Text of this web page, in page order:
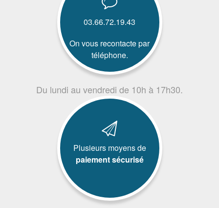
03.66.72.19.43
On vous recontacte par
téléphone.
Du lundi au vendredi de 10h à 17h30.
Plusieurs moyens de
paiement sécurisé